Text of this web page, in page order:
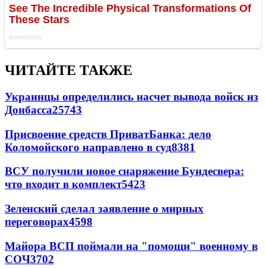
ЧИТАЙТЕ ТАКЖЕ
Украинцы определились насчет вывода войск из
Донбасса25743
Присвоение средств ПриватБанка: дело
Коломойского направлено в суд8381
ВСУ получили новое снаряжение Бундесвера:
что входит в комплект5423
Зеленский сделал заявление о мирных
переговорах4598
Майора ВСП поймали на "помощи" военному в
СОЧ3702